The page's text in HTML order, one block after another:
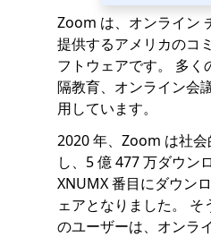
Zoom は、オンライン
提供するアメリカのコ
フトウェアです。 多く
隔教育、オンライン会
用しています。
2020 年、Zoom は社
し、5 億 477 万ダウン
XNUMX 番目にダウン
ェアとなりました。 そ
のユーザーは、オンラ